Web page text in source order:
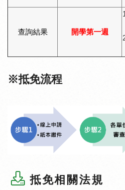
查詢結果 開學第一週
※抵免流程
抵免相關法規